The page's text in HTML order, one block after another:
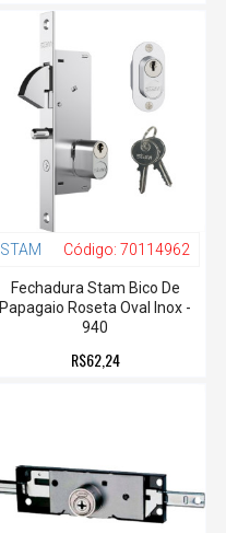
STAM Código: 70114962
Fechadura Stam Bico De
Papagaio Roseta Oval Inox -
940
R$62,24